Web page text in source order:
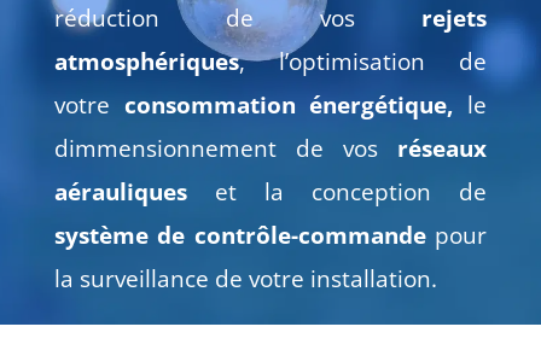
réduction de vos rejets
atmosphériques, l’optimisation de
votre consommation énergétique, le
dimmensionnement de vos réseaux
aérauliqueset la conception de
système de contrôle-commandepour
la surveillance de votre installation.